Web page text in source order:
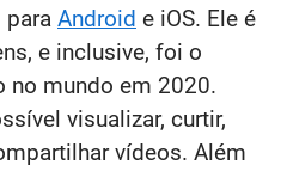
para Android e iOS. Ele é
e inclusive, foi o
no mundo em 2020.
visualizar, curtir,
vídeos. Além